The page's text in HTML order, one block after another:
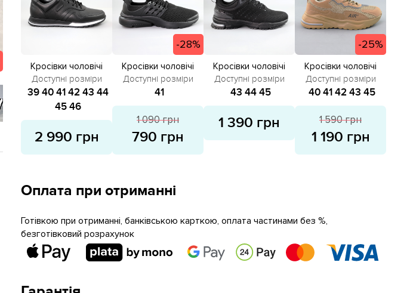
Кросівки чоловічі
шкіряні 581623 Чорні
Доступні розміри
39 40 41 42 43 44
45 46
2 990 грн
-28%
Кросівки чоловічі
сітка 583398 Чорні
розпродаж
Доступні розміри
41
1 090 грн
790 грн
Кросівки чоловічі
сітка 584673 Чорні
Доступні розміри
43 44 45
1 390 грн
-25%
Кросівки чоловічі
584934 Бежеві
розпродаж
Доступні розміри
40 41 42 43 45
1 590 грн
1 190 грн
Оплата при отриманні
Готівкою при отриманні, банківською карткою, оплата частинами без %,
безготівковий розрахунок